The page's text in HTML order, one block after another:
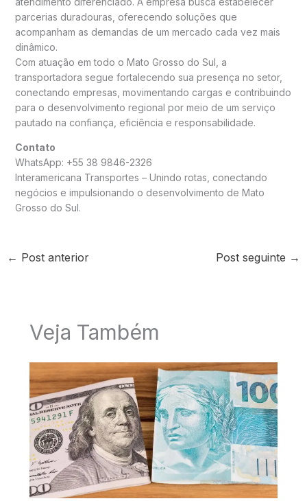
parcerias duradouras, oferecendo soluções que
acompanham as demandas de um mercado cada vez mais
dinâmico.
Com atuação em todo o Mato Grosso do Sul, a
transportadora segue fortalecendo sua presença no setor,
conectando empresas, movimentando cargas e contribuindo
para o desenvolvimento regional por meio de um serviço
pautado na confiança, eficiência e responsabilidade.
Contato
WhatsApp: +55 38 9846-2326
Interamericana Transportes – Unindo rotas, conectando
negócios e impulsionando o desenvolvimento de Mato
Grosso do Sul.
← Post anterior Post seguinte →
Veja Também